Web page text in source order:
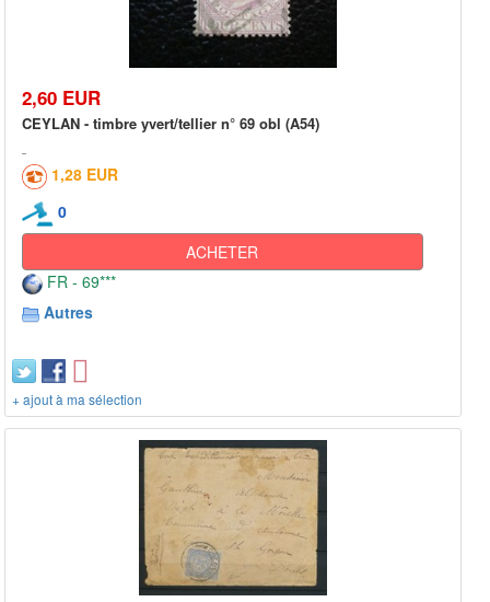
2,60 EUR
CEYLAN - timbre yvert/tellier n° 69 obl (A54)
1,28 EUR
0
ACHETER
FR - 69***
Autres
+ ajout à ma sélection